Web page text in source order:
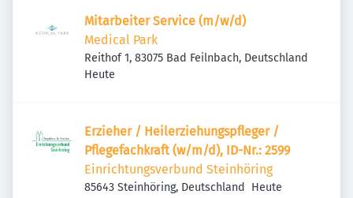
Mitarbeiter Service (m/w/d)
Medical Park
Reithof 1, 83075 Bad Feilnbach, Deutschland
Veröffentlicht
Heute
Erzieher / Heilerziehungspfleger /
Pflegefachkraft (w/m/d), ID-Nr.: 2599
Einrichtungsverbund Steinhöring
85643 Steinhöring, Deutschland Veröffentlicht
Heute